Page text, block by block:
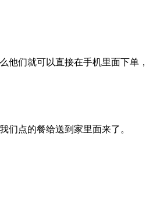
他们就可以直接在手机里面下单，
们点的餐给送到家里面来了。